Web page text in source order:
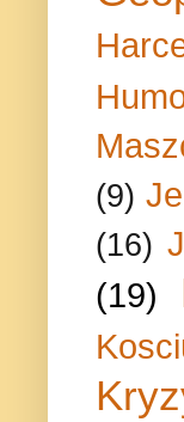
(9)
(16)
(19)